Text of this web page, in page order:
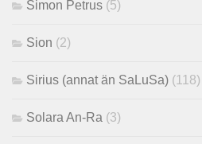
Simon Petrus (5)
Sion (2)
Sirius (annat än SaLuSa) (118)
Solara An-Ra (3)